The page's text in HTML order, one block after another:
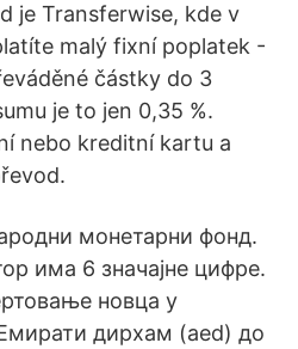
je Transferwise, kde v
malý fixní poplatek -
částky do 3
je to jen 0,35 %.
nebo kreditní kartu a
монетарни фонд.
има 6 значајне цифре.
новца у
дирхам (aed) до